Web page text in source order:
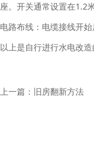
座。开关通常设置在1.2
电路布线：电缆接线开
以上是自行进行水电改
上一篇： 旧房翻新方法